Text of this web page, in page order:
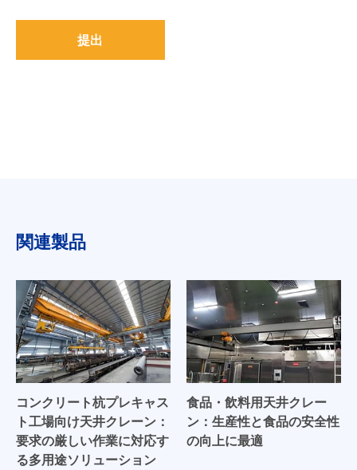
提出
関連製品
コンクリート杭プレキャス
ト工場向け天井クレーン：
要求の厳しい作業に対応す
る多用途ソリューション
食品・飲料用天井クレー
ン：生産性と食品の安全性
の向上に最適